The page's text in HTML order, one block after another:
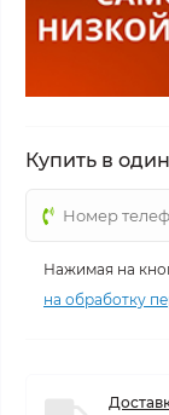
Купить в
Нажимая на
на обработку